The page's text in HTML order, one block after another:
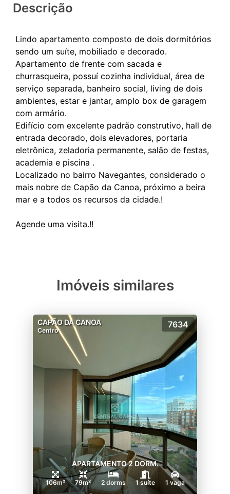
Descrição
Lindo apartamento composto de dois dormitórios
sendo um suíte, mobiliado e decorado.
Apartamento de frente com sacada e
churrasqueira, possuí cozinha individual, área de
serviço separada, banheiro social, living de dois
ambientes, estar e jantar, amplo box de garagem
com armário.
Edifício com excelente padrão construtivo, hall de
entrada decorado, dois elevadores, portaria
eletrônica, zeladoria permanente, salão de festas,
academia e piscina .
Localizado no bairro Navegantes, considerado o
mais nobre de Capão da Canoa, próximo a beira
mar e a todos os recursos da cidade.!
Imóveis similares
CAPÃO DA CANOA
Centro
7634
APARTAMENTO 2 DORM.
106m² 79m² 2 dorms 1 suíte 1 vaga